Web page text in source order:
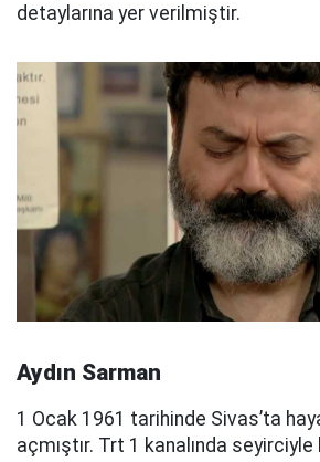
detaylarına yer verilmiştir.
Aydın Sarman
1 Ocak 1961 tarihinde Sivas’ta
açmıştır. Trt 1 kanalında